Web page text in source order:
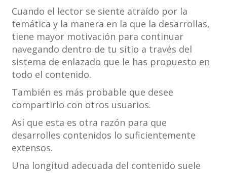
Cuando el lector se siente atraído por la
temática y la manera en la que la desarrollas,
tiene mayor motivación para continuar
navegando dentro de tu sitio a través del
sistema de enlazado que le has propuesto en
todo el contenido.
También es más probable que desee
compartirlo con otros usuarios.
Así que esta es otra razón para que
desarrolles contenidos lo suficientemente
extensos.
Una longitud adecuada del contenido suele